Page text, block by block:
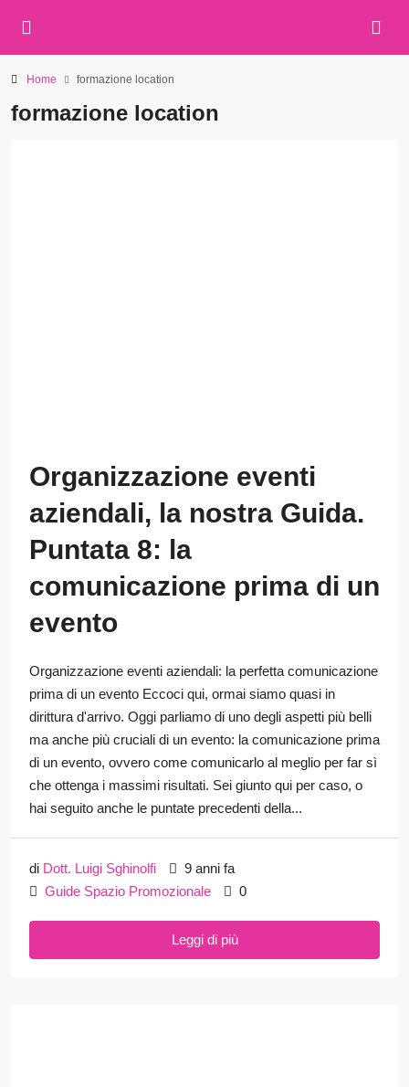
Home formazione location
formazione location
Organizzazione eventi
aziendali, la nostra Guida.
Puntata 8: la
comunicazione prima di un
evento
Organizzazione eventi aziendali: la perfetta comunicazione
prima di un evento Eccoci qui, ormai siamo quasi in
dirittura d'arrivo. Oggi parliamo di uno degli aspetti più belli
ma anche più cruciali di un evento: la comunicazione prima
di un evento, ovvero come comunicarlo al meglio per far sì
che ottenga i massimi risultati. Sei giunto qui per caso, o
hai seguito anche le puntate precedenti della...
di Dott. Luigi Sghinolfi
9 anni fa
Guide Spazio Promozionale
0
Leggi di più